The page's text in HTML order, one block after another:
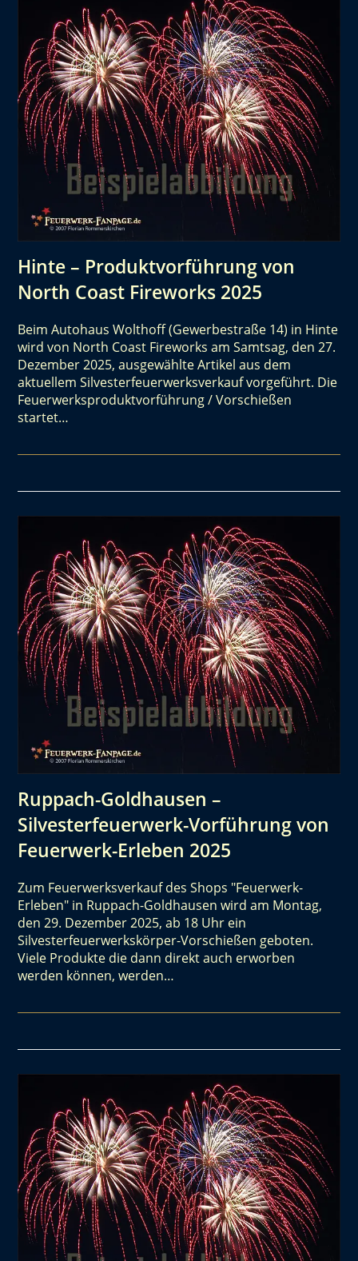
Hinte – Produktvorführung von
North Coast Fireworks 2025
Beim Autohaus Wolthoff (Gewerbestraße 14) in Hinte
wird von North Coast Fireworks am Samtsag, den 27.
Dezember 2025, ausgewählte Artikel aus dem
aktuellem Silvesterfeuerwerksverkauf vorgeführt. Die
Feuerwerksproduktvorführung / Vorschießen
startet…
Ruppach-Goldhausen –
Silvesterfeuerwerk-Vorführung von
Feuerwerk-Erleben 2025
Zum Feuerwerksverkauf des Shops "Feuerwerk-
Erleben" in Ruppach-Goldhausen wird am Montag,
den 29. Dezember 2025, ab 18 Uhr ein
Silvesterfeuerwerkskörper-Vorschießen geboten.
Viele Produkte die dann direkt auch erworben
werden können, werden…